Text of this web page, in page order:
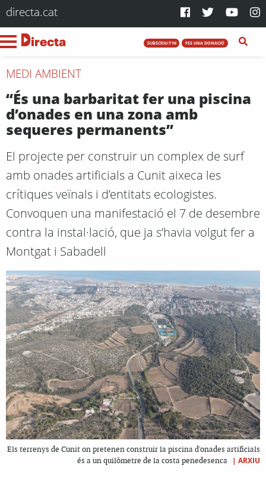
directa.cat
SUBSCRIU-T'HI FES UNA DONACIÓ
MEDI AMBIENT
“És una barbaritat fer una piscina
d’onades en una zona amb
sequeres permanents”
El projecte per construir un complex de surf
amb onades artificials a Cunit aixeca les
crítiques veïnals i d’entitats ecologistes.
Convoquen una manifestació el 7 de desembre
contra la instal·lació, que ja s’havia volgut fer a
Montgat i Sabadell
Els terrenys de Cunit on pretenen construir la piscina d'onades artificials
és a un quilòmetre de la costa penedesenca
| ARXIU